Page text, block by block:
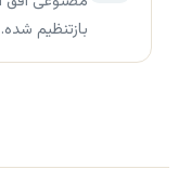
بازتنظیم